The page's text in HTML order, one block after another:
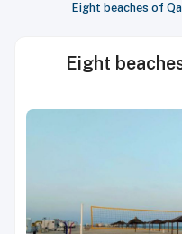
Eight beaches of
Eight